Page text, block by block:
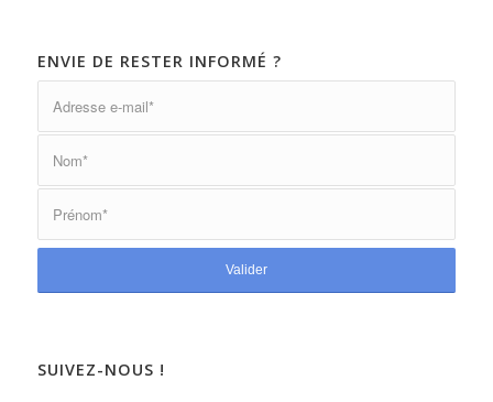
ENVIE DE RESTER INFORMÉ ?
SUIVEZ-NOUS !